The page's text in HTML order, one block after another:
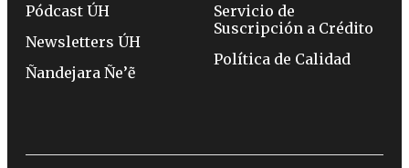
Pódcast ÚH
Newsletters ÚH
Ñandejara Ñe’ẽ
Servicio de
Suscripción a Crédito
Política de Calidad